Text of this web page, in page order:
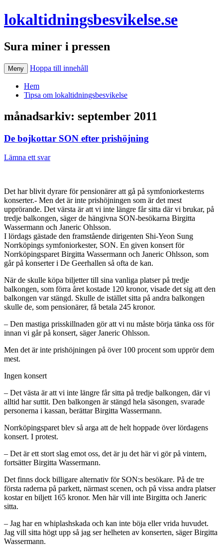
lokaltidningsbesvikelse.se
Sura miner i pressen
Meny Hoppa till innehåll
Hem
Tipsa om lokaltidningsbesvikelse
månadsarkiv: september 2011
De bojkottar SON efter prishöjning
Lämna ett svar
Det har blivit dyrare för pensionärer att gå på symfoniorkesterns
konserter.- Men det är inte prishöjningen som är det mest
upprörande. Det värsta är att vi inte längre får sitta där vi brukar, på
tredje balkongen, säger de hängivna SON-besökarna Birgitta
Wassermann och Janeric Ohlsson.
I lördags gästade den framstående dirigenten Shi-Yeon Sung
Norrköpings symfoniorkester, SON. En given konsert för
Norrköpingsparet Birgitta Wassermann och Janeric Ohlsson, som
går på konserter i De Geerhallen så ofta de kan.
När de skulle köpa biljetter till sina vanliga platser på tredje
balkongen, som förra året kostade 120 kronor, visade det sig att den
balkongen var stängd. Skulle de istället sitta på andra balkongen
skulle de, som pensionärer, få betala 245 kronor.
– Den mastiga prisskillnaden gör att vi nu måste börja tänka oss för
innan vi går på konsert, säger Janeric Ohlsson.
Men det är inte prishöjningen på över 100 procent som upprör dem
mest.
Ingen konsert
– Det västa är att vi inte längre får sitta på tredje balkongen, där vi
alltid har suttit. Den balkongen är stängd hela säsongen, svarade
personerna i kassan, berättar Birgitta Wassermann.
Norrköpingsparet blev så arga att de helt hoppade över lördagens
konsert. I protest.
– Det är ett stort slag emot oss, det är ju det här vi gör på vintern,
fortsätter Birgitta Wassermann.
Det finns dock billigare alternativ för SON:s besökare. På de tre
första raderna på parkett, närmast scenen, och på vissa andra platser
kostar en biljett 165 kronor. Men här vill inte Birgitta och Janeric
sitta.
– Jag har en whiplashskada och kan inte böja eller vrida huvudet.
Jag vill sitta högt upp så jag ser helheten av konserten, säger Birgitta
Wassermann.